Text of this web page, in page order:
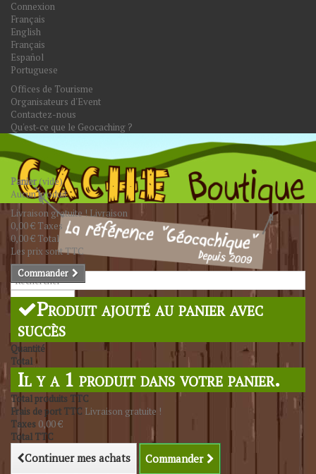
Connexion
Français
English
Français
Español
Portuguese
Offices de Tourisme
Organisateurs d'Event
Contactez-nous
Qu'est-ce que le Geocaching ?
Rechercher
Panier(vide)
Aucun produit
Livraison gratuite !Livraison
0,00 € Taxes
0,00 € Total
Les prix sont TTC
Commander
Produit ajouté au panier avec
succès
Quantité
Total
Il y a 1 produit dans votre panier.
Total produits TTC
Frais de port TTC Livraison gratuite !
Taxes 0,00 €
Total TTC
Continuer mes achats Commander